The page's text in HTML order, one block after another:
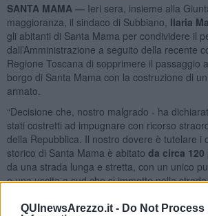
QUInewsArezzo.it - Do Not
SANTA MAMA — Ieri sera, insieme alla
maggioranza, il sindaco di Subbiano, Ilaria
gli abitanti di Santa Mama per condividere il
dall’Amministrazione a seguito della recente
Regione Toscana di sopprimere il passaggio
borgo di Santa Mama con la costruzione di
armato.
“Decisione che, nostro malgrado - ha
stati costretti ad impugnare con ricorso
della Repubblica. Il nostro dovere è tutelare i
storico di Santa Mama è abitato da circa 120
da una strada lunga e stretta, con un unico
e una uscita a sud che si immette nella